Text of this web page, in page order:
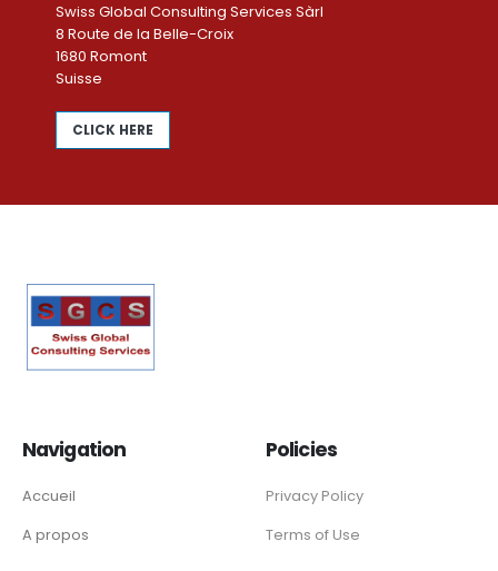
Swiss Global Consulting Services Sàrl
8 Route de la Belle-Croix
1680 Romont
Suisse
CLICK HERE
Navigation
Accueil
A propos
Policies
Privacy Policy
Terms of Use